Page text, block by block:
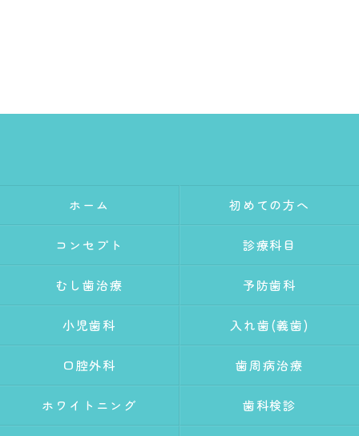
ホーム 初めての方へ
コンセプト 診療科目
むし歯治療 予防歯科
小児歯科 入れ歯(義歯)
口腔外科 歯周病治療
ホワイトニング 歯科検診